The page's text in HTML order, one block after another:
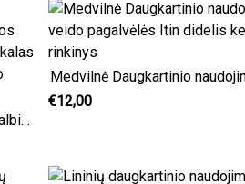
Individualizuotas medvilninis skalbinių krepšys, tamsiai mėlynos spalvos juostelių skalbimo užvalkalas koledžui, jūrinio apatinio trikotažo stovyklavietė
€12,00